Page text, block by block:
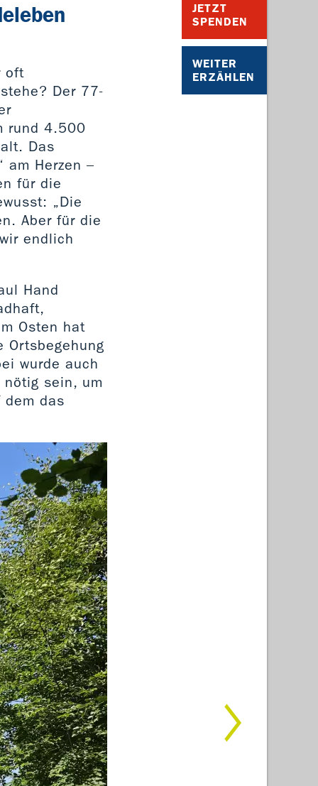
JETZT
SPENDEN
WEITER
ERZÄHLEN
oft
Der 77-
rund 4.500
Das
Herzen –
für die
„Die
Aber für die
endlich
Hand
Osten hat
Ortsbegehung
wurde auch
sein, um
dem das